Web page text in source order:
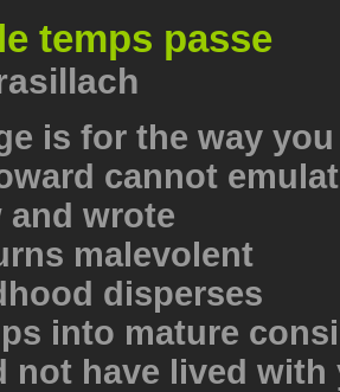
temps passe
is for the way
cannot
and wrote
malevolent
disperses
into mature
not have lived